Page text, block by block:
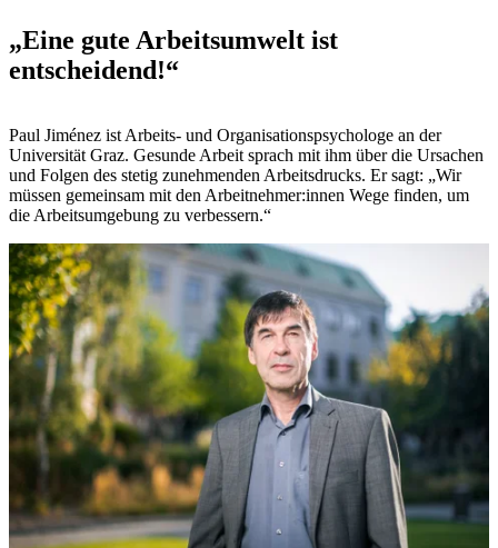
„Eine gute Arbeitsumwelt ist
entscheidend!“
Paul Jiménez ist Arbeits- und Organisationspsychologe an der
Universität Graz. Gesunde Arbeit sprach mit ihm über die Ursachen
und Folgen des stetig zunehmenden Arbeitsdrucks. Er sagt: „Wir
müssen gemeinsam mit den Arbeitnehmer:innen Wege finden, um
die Arbeitsumgebung zu verbessern.“